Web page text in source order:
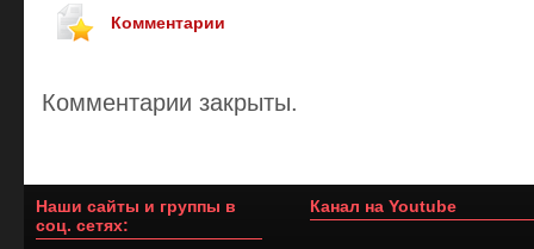
Комментарии
Комментарии закрыты.
Наши сайты и группы в
соц. сетях:
Канал на Youtube